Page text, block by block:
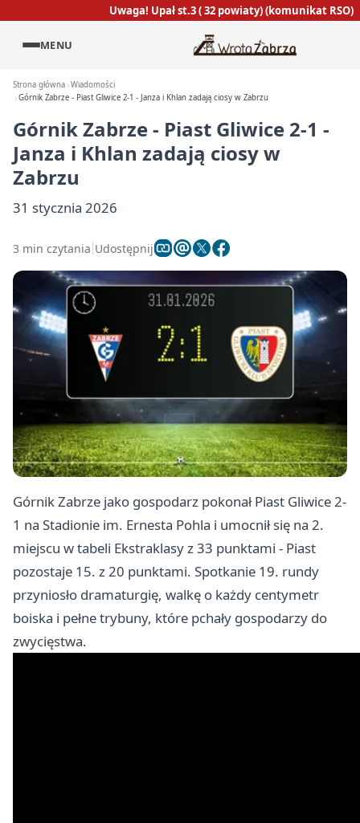
Uwaga! Upał st.3 ( 32 powiaty) (komunikat RSO)
MENU
Strona główna Wiadomości
Górnik Zabrze - Piast Gliwice 2-1 - Janza i Khlan zadają ciosy w Zabrzu
Górnik Zabrze - Piast Gliwice 2-1 -
Janza i Khlan zadają ciosy w
Zabrzu
31 stycznia 2026
3 min czytania Udostępnij
Górnik Zabrze jako gospodarz pokonał Piast Gliwice2-
1 na Stadionie im. Ernesta Pohla i umocnił się na 2.
miejscu w tabeli Ekstraklasy z 33 punktami - Piast
pozostaje 15. z 20 punktami. Spotkanie 19. rundy
przyniosło dramaturgię, walkę o każdy centymetr
boiska i pełne trybuny, które pchały gospodarzy do
zwycięstwa.